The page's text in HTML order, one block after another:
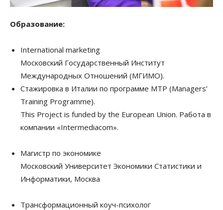
Образование:
International marketing
Московский Государственный Институт
Международных Отношений (МГИМО).
Стажировка в Италии по программе MTP (Managers’
Training Programme).
This Project is funded by the European Union. Работа в
компании «Intermediacom».
Магистр по экономике
Московский Университет Экономики Статистики и
Информатики, Москва
Трансформационный коуч-психолог